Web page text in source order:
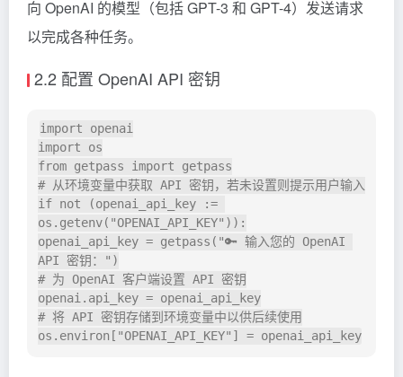
向 OpenAI 的模型（包括 GPT-3 和 GPT-4）发送请求
以完成各种任务。
2.2 配置 OpenAI API 密钥
import openai
import os
from getpass import getpass
# 从环境变量中获取 API 密钥，若未设置则提示用户输入
if not (openai_api_key :=
os.getenv("OPENAI_API_KEY")):
openai_api_key = getpass("🔑 输入您的 OpenAI
API 密钥：")
# 为 OpenAI 客户端设置 API 密钥
openai.api_key = openai_api_key
# 将 API 密钥存储到环境变量中以供后续使用